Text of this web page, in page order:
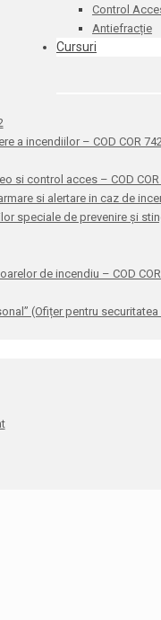
Control
Antiefracție
Cursuri
a incendiilor – COD COR
si control acces – COD COR
si alertare in caz de
speciale de prevenire şi
de incendiu – COD
(Ofițer pentru